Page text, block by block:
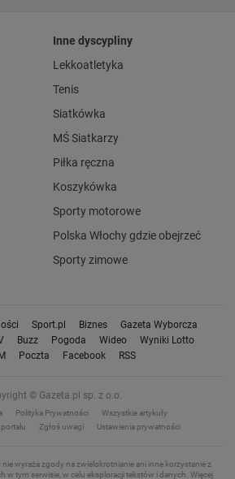
Inne dyscypliny
Lekkoatletyka
Tenis
Siatkówka
MŚ Siatkarzy
Piłka ręczna
Koszykówka
Sporty motorowe
Polska Włochy gdzie obejrzeć
Sporty zimowe
Sport.pl Biznes
Gazeta Wyborcza
Buzz Pogoda Wideo
Wyniki Lotto
Poczta Facebook RSS
© Gazeta.pl sp. z o.o.
Polityka Prywatności
Wszystkie artykuły
Zgłoś uwagi Ustawienia prywatności
nie wyraża zgody na zwielokrotnianie ani inne korzystanie z
tym serwisie, w celu eksploracji tekstów i danych. Więcej